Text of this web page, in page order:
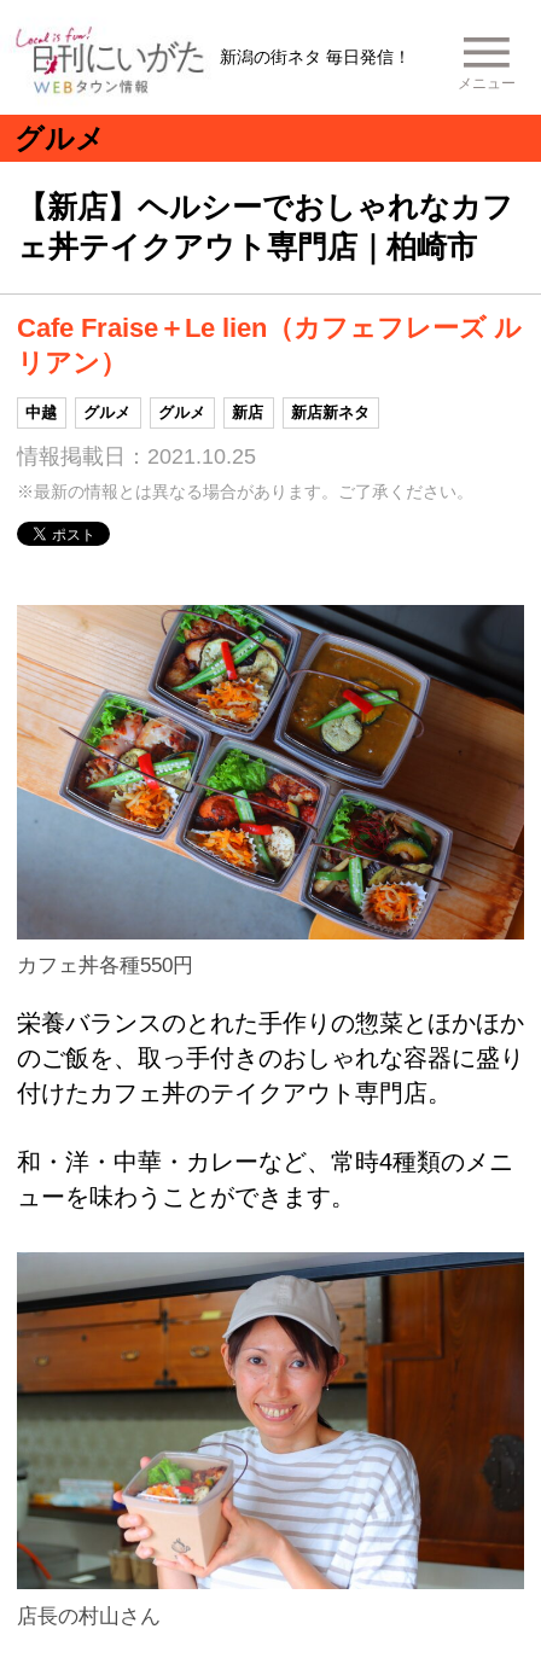
新潟の街ネタ 毎日発信！
メニュー
グルメ
【新店】ヘルシーでおしゃれなカフ
ェ丼テイクアウト専門店｜柏崎市
Cafe Fraise＋Le lien（カフェフレーズ ル
リアン）
中越 グルメ グルメ 新店 新店新ネタ
情報掲載日：2021.10.25
※最新の情報とは異なる場合があります。ご了承ください。
カフェ丼各種550円
栄養バランスのとれた手作りの惣菜とほかほか
のご飯を、取っ手付きのおしゃれな容器に盛り
付けたカフェ丼のテイクアウト専門店。
和・洋・中華・カレーなど、常時4種類のメニ
ューを味わうことができます。
店長の村山さん